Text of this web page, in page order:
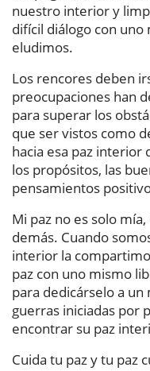
nuestro interior y
difícil diálogo con
eludimos.
Los rencores deben
preocupaciones han
para superar los
que ser vistos como
hacia esa paz interior
los propósitos, las
pensamientos
Mi paz no es solo
demás. Cuando
interior la
paz con uno mismo
para dedicárselo a
guerras iniciadas por
encontrar su paz
Cuida tu paz y tu paz